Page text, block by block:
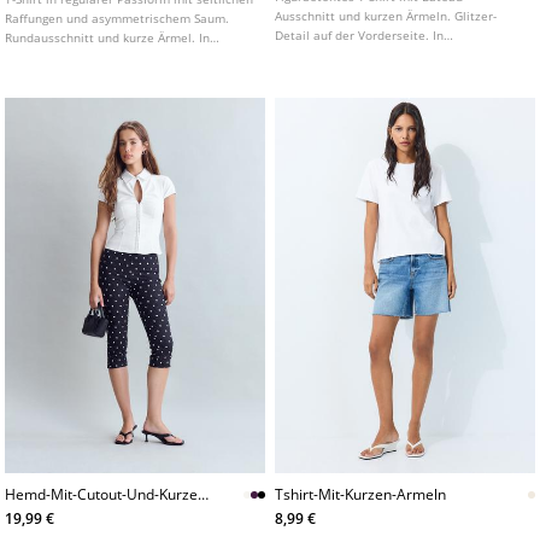
Raffungen und asymmetrischem Saum.
Rundausschnitt und kurze Ärmel. In
Ausschnitt und kurzen Ärmeln. Glitzer-
Detail auf der Vorderseite. In
Hemd-Mit-Cutout-Und-Kurzen-
Armeln
19,99 €
Tshirt-Mit-Kurzen-Armeln
8,99 €